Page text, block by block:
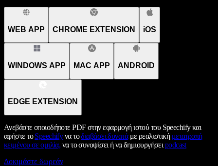
WEB APP CHROME EXTENSION iOS
WINDOWS APP MAC APP ANDROID
EDGE EXTENSION
Ανεβάστε οποιοδήποτε PDF στην εφαρμογή ιστού του Speechify και
αφήστε τοSpeechifyνα τοδιαβάσει δυνατάμε ρεαλιστική μετατροπή
κειμένου σε ομιλία, να το συνοψίσει ή να δημιουργήσει podcast
Δοκιμάστε δωρεάν